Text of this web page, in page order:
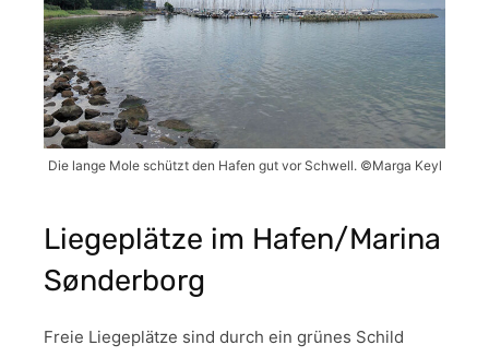
Die lange Mole schützt den Hafen gut vor Schwell. ©Marga Keyl
Liegeplätze im Hafen/Marina
Sønderborg
Freie Liegeplätze sind durch ein grünes Schild